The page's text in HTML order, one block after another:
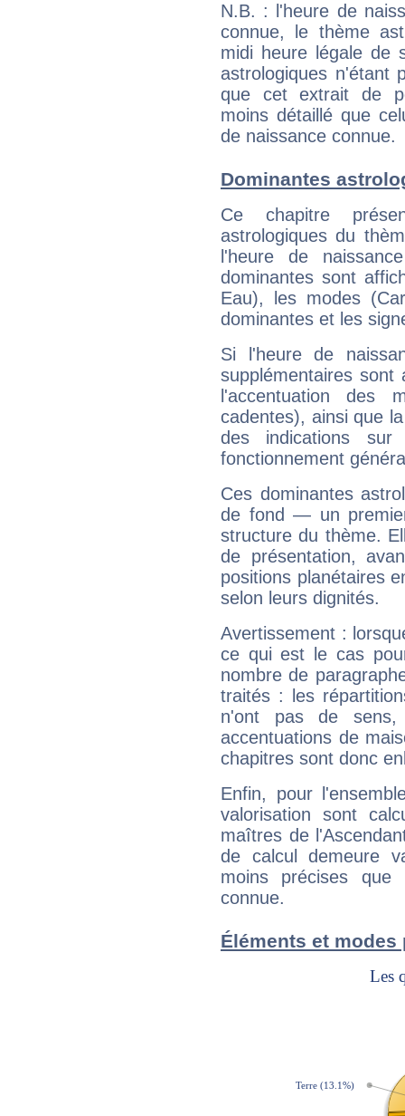
N.B. : l'heure de
connue, le thème
midi heure légale de
astrologiques n'étant
que cet extrait de
moins détaillé que
de naissance connue.
Dominantes
Ce chapitre
astrologiques du
l'heure de
dominantes sont
Eau), les modes
dominantes et les
Si l'heure de
supplémentaires sont
l'accentuation des
cadentes), ainsi que
des indications sur
fonctionnement
Ces dominantes
de fond — un
structure du thème.
de présentation,
positions planétaires
selon leurs dignités.
Avertissement :
ce qui est le cas
nombre de
traités : les
n'ont pas de sens,
accentuations de
chapitres sont donc
Enfin, pour
valorisation sont
maîtres de
de calcul demeure
moins précises que
connue.
Éléments et modes